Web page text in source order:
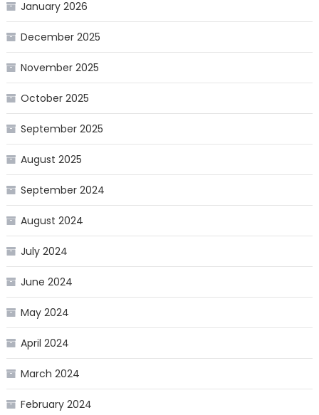
January 2026
December 2025
November 2025
October 2025
September 2025
August 2025
September 2024
August 2024
July 2024
June 2024
May 2024
April 2024
March 2024
February 2024